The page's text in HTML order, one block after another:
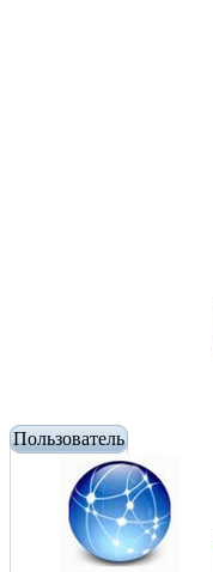
Пользователь